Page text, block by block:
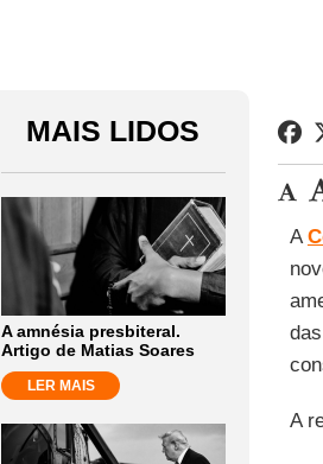
MAIS LIDOS
A amnésia presbiteral.
Artigo de Matias Soares
LER MAIS
A
A